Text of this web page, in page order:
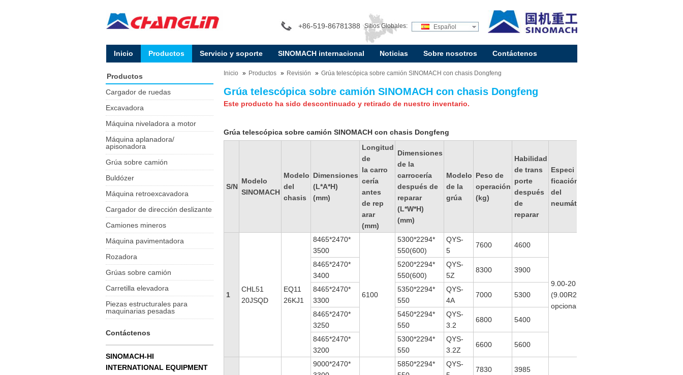
+86-519-86781388 Sitios Globales: Español
Inicio Productos Servicio y soporte SINOMACH internacional Noticias Sobre nosotros Contáctenos
Inicio Productos Revisión Grúa telescópica sobre camión SINOMACH con chasis Dongfeng
Grúa telescópica sobre camión SINOMACH con chasis Dongfeng
Este producto ha sido descontinuado y retirado de nuestro inventario.
Grúa telescópica sobre camión SINOMACH con chasis Dongfeng
S/N
Modelo
SINOMACH
Modelo
del
chasis
Dimensiones
(L*A*H)
(mm)
Longitud
de
la carro
cería
antes
de rep
arar
(mm)
Dimensiones
de la
carrocería
después de
reparar
(L*W*H)
(mm)
Modelo
de la
grúa
Peso de
operación
(kg)
Habilidad
de trans
porte
después
de
reparar
Especi
ficación
del
neumático
1
CHL51
20JSQD
EQ11
26KJ1
8465*2470*
3500
6100
5300*2294*
550(600)
QYS-
5
7600 4600
9.00-20
(9.00R20
opcional)
8465*2470*
3400
5200*2294*
550(600)
QYS-
5Z
8300 3900
8465*2470*
3300
5350*2294*
550
QYS-
4A
7000 5300
8465*2470*
3250
5450*2294*
550
QYS-
3.2
6800 5400
8465*2470*
3200
5300*2294*
550
QYS-
3.2Z
6600 5600
9000*2470*
5850*2294*
QYS-
7830 3985
Productos
Cargador de ruedas
Excavadora
Máquina niveladora a motor
Máquina aplanadora/
apisonadora
Grúa sobre camión
Buldózer
Máquina retroexcavadora
Cargador de dirección deslizante
Camiones mineros
Máquina pavimentadora
Rozadora
Grúas sobre camión
Carretilla elevadora
Piezas estructurales para
maquinarias pesadas
Contáctenos
SINOMACH-HI
INTERNATIONAL EQUIPMENT